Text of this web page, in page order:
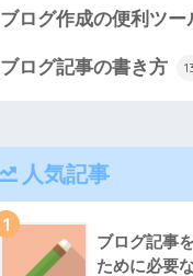
ブログ作成の便利ツー
ブログ記事の書き方
人気記事
1
ブログ記事
ために必要